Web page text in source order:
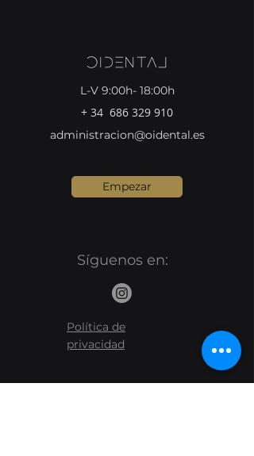
L-V 9:00h- 18:00h
+ 34 686 329 910
administracion@oidental.es
Empezar
Síguenos en:
Política de
privacidad